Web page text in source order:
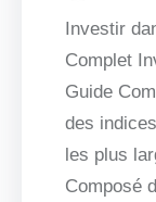
Investir
Complet
Guide
des
les plus
Composé